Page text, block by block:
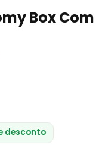
Box Com
desconto